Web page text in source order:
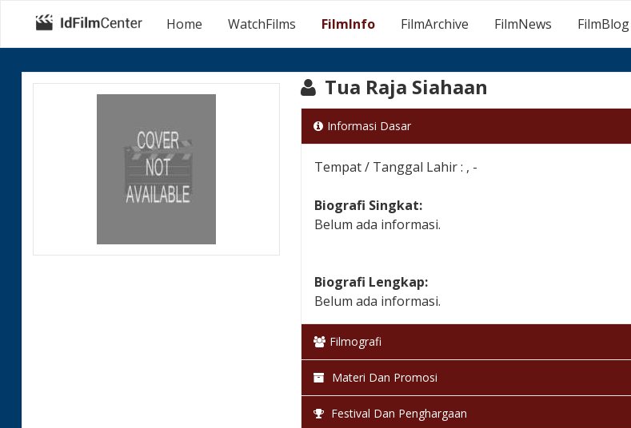
Home WatchFilms FilmInfo FilmArchive FilmNews FilmBlog
Tua Raja Siahaan
Informasi Dasar
Tempat / Tanggal Lahir : , -
Biografi Singkat:
Belum ada informasi.
Biografi Lengkap:
Belum ada informasi.
Filmografi
Materi Dan Promosi
Festival Dan Penghargaan